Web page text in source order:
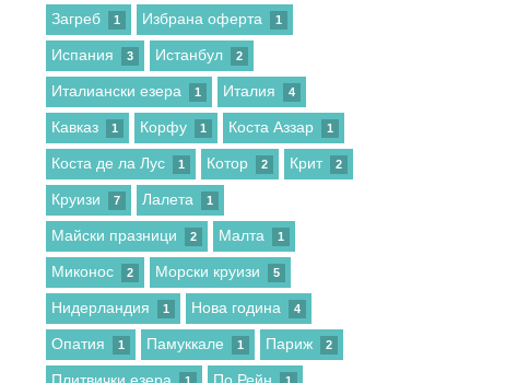
Загреб 1 Избрана оферта 1
Испания 3 Истанбул 2
Италиански езера 1 Италия 4
Кавказ 1 Корфу 1 Коста Аззар 1
Коста де ла Лус 1 Котор 2 Крит 2
Круизи 7 Лалета 1
Майски празници 2 Малта 1
Миконос 2 Морски круизи 5
Нидерландия 1 Нова година 4
Опатия 1 Памуккале 1 Париж 2